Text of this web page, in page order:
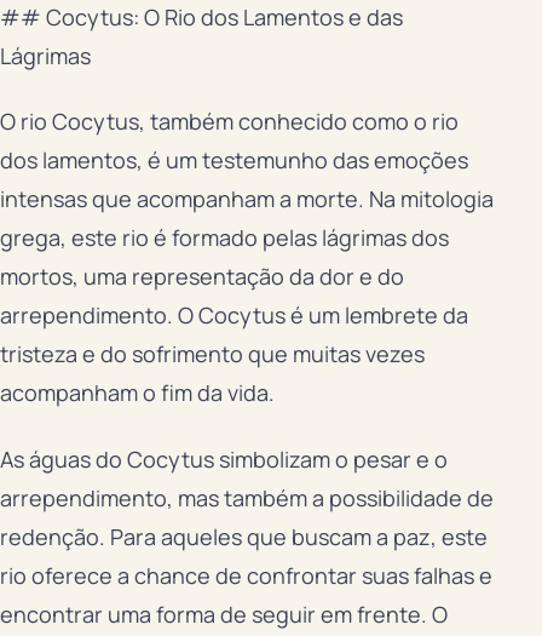
## Cocytus: O Rio dos Lamentos e das
Lágrimas
O rio Cocytus, também conhecido como o rio
dos lamentos, é um testemunho das emoções
intensas que acompanham a morte. Na mitologia
grega, este rio é formado pelas lágrimas dos
mortos, uma representação da dor e do
arrependimento. O Cocytus é um lembrete da
tristeza e do sofrimento que muitas vezes
acompanham o fim da vida.
As águas do Cocytus simbolizam o pesar e o
arrependimento, mas também a possibilidade de
redenção. Para aqueles que buscam a paz, este
rio oferece a chance de confrontar suas falhas e
encontrar uma forma de seguir em frente. O